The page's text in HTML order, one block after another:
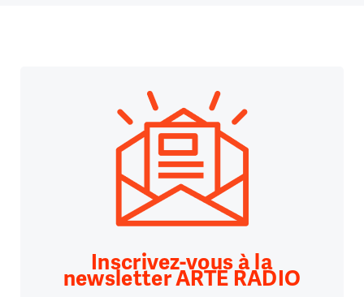
Inscrivez-vous à la
newsletter ARTE RADIO